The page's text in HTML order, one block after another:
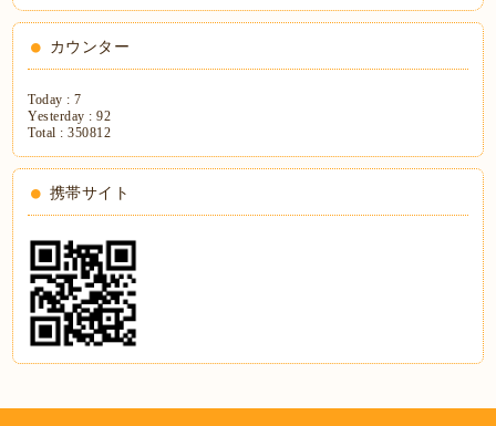
カウンター
Today :7
Yesterday :92
Total :350812
携帯サイト